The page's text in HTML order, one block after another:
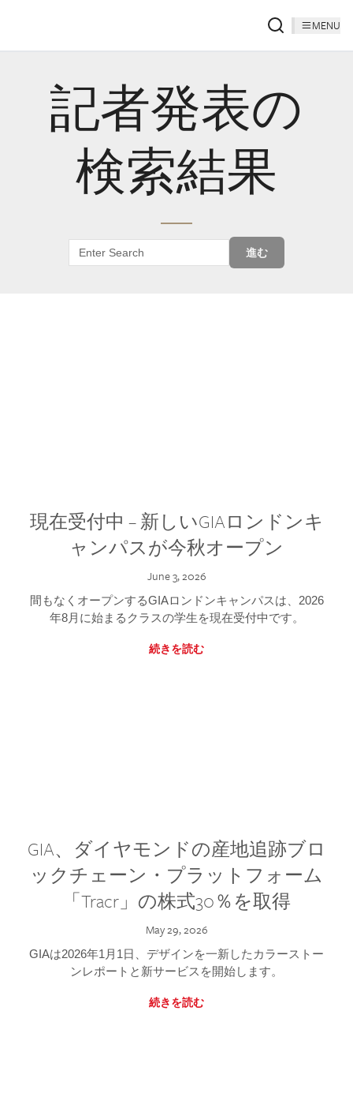
MENU
記者発表の
検索結果
進む
現在受付中 – 新しいGIAロンドンキ
ャンパスが今秋オープン
June 3, 2026
間もなくオープンするGIAロンドンキャンパスは、2026
年8月に始まるクラスの学生を現在受付中です。
続きを読む
GIA、ダイヤモンドの産地追跡ブロ
ックチェーン・プラットフォーム
「Tracr」の株式30％を取得
May 29, 2026
GIAは2026年1月1日、デザインを一新したカラーストー
ンレポートと新サービスを開始します。
続きを読む